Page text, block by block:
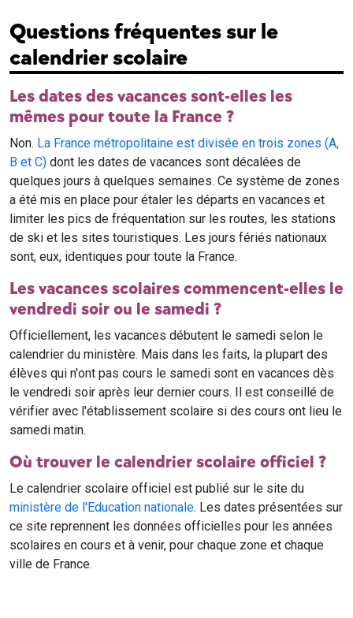
Questions fréquentes sur le
calendrier scolaire
Les dates des vacances sont-elles les
mêmes pour toute la France ?
Non. La France métropolitaine est divisée en trois zones (A,
B et C) dont les dates de vacances sont décalées de
quelques jours à quelques semaines. Ce système de zones
a été mis en place pour étaler les départs en vacances et
limiter les pics de fréquentation sur les routes, les stations
de ski et les sites touristiques. Les jours fériés nationaux
sont, eux, identiques pour toute la France.
Les vacances scolaires commencent-elles le
vendredi soir ou le samedi ?
Officiellement, les vacances débutent le samedi selon le
calendrier du ministère. Mais dans les faits, la plupart des
élèves qui n'ont pas cours le samedi sont en vacances dès
le vendredi soir après leur dernier cours. Il est conseillé de
vérifier avec l'établissement scolaire si des cours ont lieu le
samedi matin.
Où trouver le calendrier scolaire officiel ?
Le calendrier scolaire officiel est publié sur le site du
ministère de l'Education nationale. Les dates présentées sur
ce site reprennent les données officielles pour les années
scolaires en cours et à venir, pour chaque zone et chaque
ville de France.